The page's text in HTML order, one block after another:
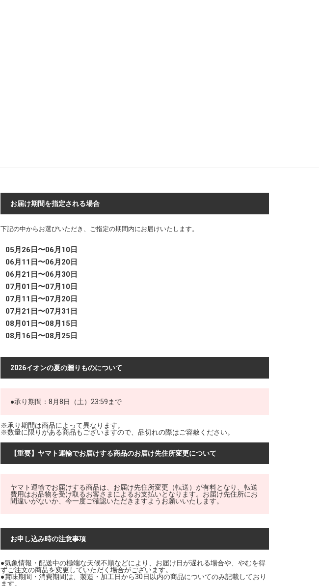
お届け期間を指定される場合
下記の中からお選びいただき、ご指定の期間内にお届けいたします。
05月26日〜06月10日
06月11日〜06月20日
06月21日〜06月30日
07月01日〜07月10日
07月11日〜07月20日
07月21日〜07月31日
08月01日〜08月15日
08月16日〜08月25日
2026イオンの夏の贈りものについて
●承り期間：8月8日（土）23:59まで
※承り期間は商品によって異なります。
※数量に限りがある商品もございますので、品切れの際はご容赦ください。
【重要】ヤマト運輸でお届けする商品のお届け先住所変更について
ヤマト運輸でお届けする商品は、お届け先住所変更（転送）が有料となり、転送
費用はお品物を受け取るお客さまによるお支払いとなります。お届け先住所にお
間違いがないか、今一度ご確認いただきますようお願いいたします。
お申し込み時の注意事項
●気象情報・配送中の極端な天候不順などにより、お届け日が遅れる場合や、やむを得
ずご注文の商品を変更していただく場合がございます。
●賞味期間・消費期間は、製造・加工日から30日以内の商品についてのみ記載しており
ます。